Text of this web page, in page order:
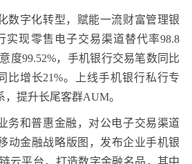
数字化转型，赋能一流财富管理银
实现零售电子交易渠道替代率98.8
度99.52%，手机银行交易笔数同比
比增长21%。上线手机银行私行专
提升长尾客群AUM。
务和普惠金融，对公电子交易渠道
动金融战略版图，发布企业手机银
云平台，打造数字金融名品，其中